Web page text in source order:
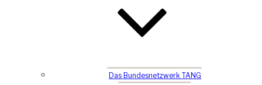
Das Bundesnetzwerk TANG